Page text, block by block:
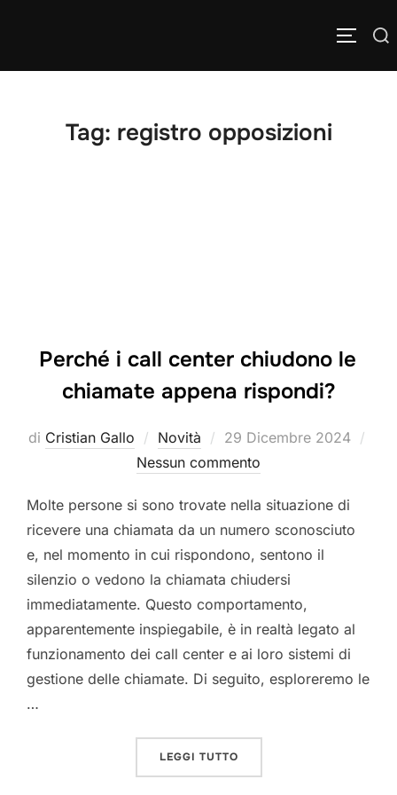
Cerca APRI/
Tag: registro opposizioni
Perché i call center chiudono le
chiamate appena rispondi?
di Cristian Gallo Novità
Pubblicato
il
29 Dicembre 2024
Nessun commento
Molte persone si sono trovate nella situazione di
ricevere una chiamata da un numero sconosciuto
e, nel momento in cui rispondono, sentono il
silenzio o vedono la chiamata chiudersi
immediatamente. Questo comportamento,
apparentemente inspiegabile, è in realtà legato al
funzionamento dei call center e ai loro sistemi di
gestione delle chiamate. Di seguito, esploreremo le
…
LEGGI TUTTO“PERCHÉ I CALL CENTER